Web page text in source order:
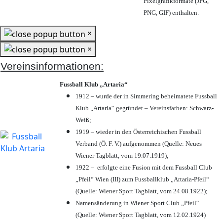
PNG, GIF) enthalten.
×
×
Vereinsinformationen:
Fussball Klub „Artaria“
1912 – wurde der in Simmering beheimatete Fussball
Klub „Artaria“ gegründet – Vereinsfarben: Schwarz-
Weiß;
1919 – wieder in den Österreichischen Fussball
Verband (Ö. F. V.) aufgenommen (Quelle: Neues
Wiener Tagblatt, vom 19.07.1919);
1922 – erfolgte eine Fusion mit dem Fussball Club
„Pfeil“ Wien (III) zum Fussballklub „Artaria-Pfeil“
(Quelle: Wiener Sport Tagblatt, vom 24.08.1922);
Namensänderung in Wiener Sport Club „Pfeil“
(Quelle: Wiener Sport Tagblatt, vom 12.02.1924)